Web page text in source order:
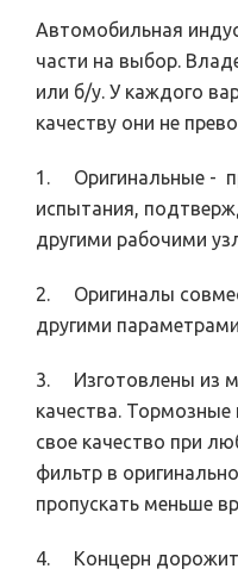
Автомобильная
части на выбор.
или б/у. У каждого
качеству они не
1. Оригинальные -
испытания,
другими рабочими
2. Оригиналы
другими
3. Изготовлены из
качества.
свое качество при
фильтр в
пропускать меньше
4. Концерн дорожит